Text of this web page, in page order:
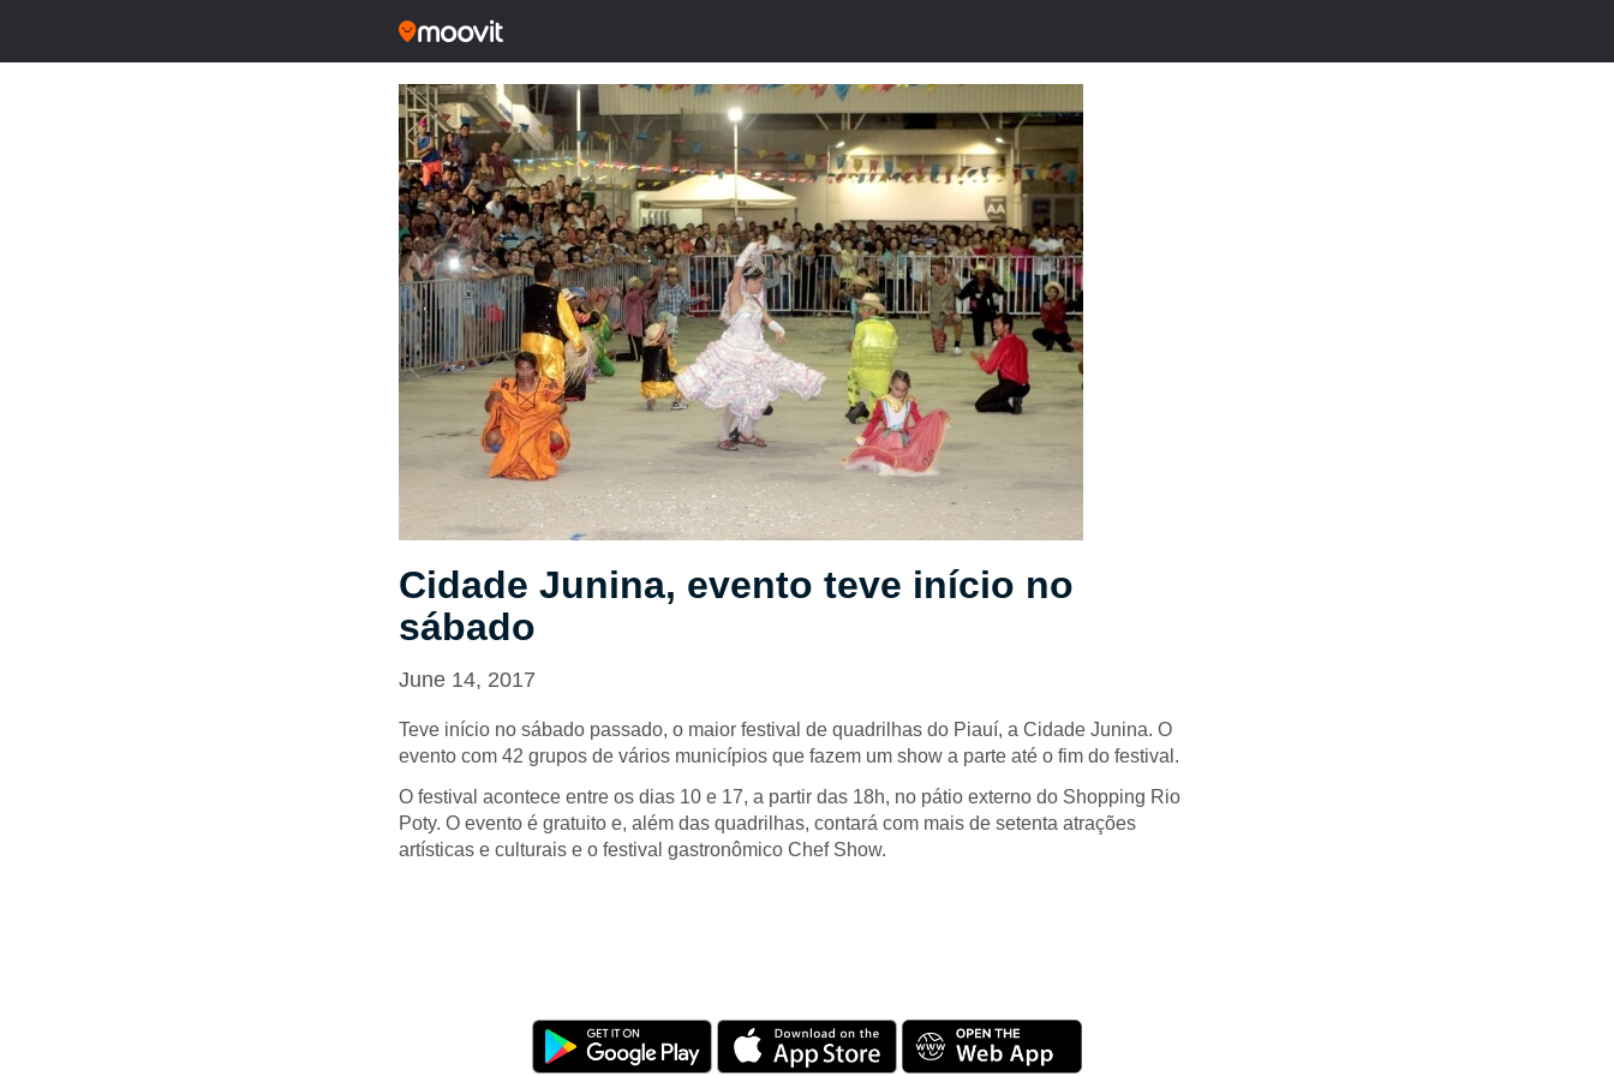
Cidade Junina, evento teve início no
sábado
June 14, 2017
Teve início no sábado passado, o maior festival de quadrilhas do Piauí, a Cidade Junina. O
evento com 42 grupos de vários municípios que fazem um show a parte até o fim do festival.
O festival acontece entre os dias 10 e 17, a partir das 18h, no pátio externo do Shopping Rio
Poty. O evento é gratuito e, além das quadrilhas, contará com mais de setenta atrações
artísticas e culturais e o festival gastronômico Chef Show.